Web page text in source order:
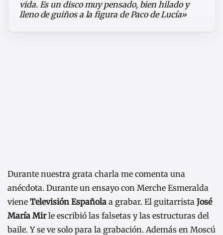
vida. Es un disco muy pensado, bien hilado y
lleno de guiños a la figura de Paco de Lucía»
Durante nuestra grata charla me comenta una
anécdota. Durante un ensayo con Merche Esmeralda
viene Televisión Española a grabar. El guitarrista José
María Mirle escribió las falsetas y las estructuras del
baile. Y se ve solo para la grabación. Además en Moscú